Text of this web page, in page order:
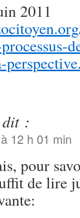
2011
dit :
12 h 01 min
pour
de lire